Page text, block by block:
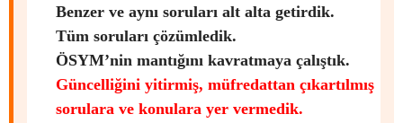
Benzer ve aynı soruları alt alta getirdik.
Tüm soruları çözümledik.
ÖSYM’nin mantığını kavratmaya çalıştık.
Güncelliğini yitirmiş, müfredattan çıkartılmış
sorulara ve konulara yer vermedik.